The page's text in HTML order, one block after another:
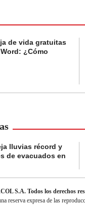
de vida gratuitas
¿Cómo
lluvias récord y
de evacuados en
S.A. Todos los derechos
reserva expresa de las